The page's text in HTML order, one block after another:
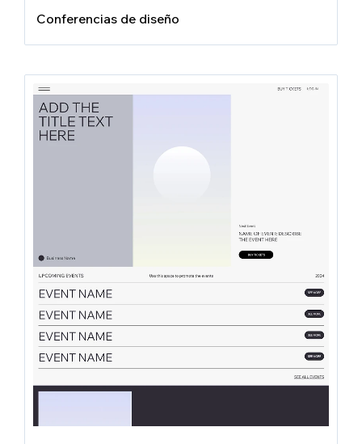
Conferencias de diseño